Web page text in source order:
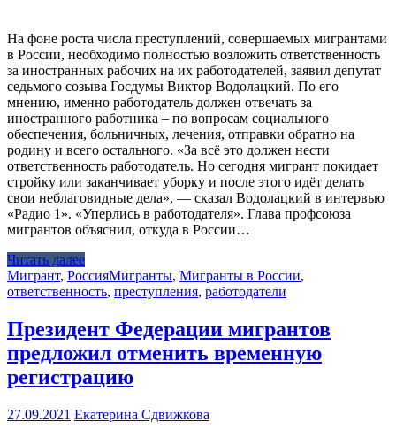
На фоне роста числа преступлений, совершаемых мигрантами
в России, необходимо полностью возложить ответственность
за иностранных рабочих на их работодателей, заявил депутат
седьмого созыва Госдумы Виктор Водолацкий. По его
мнению, именно работодатель должен отвечать за
иностранного работника – по вопросам социального
обеспечения, больничных, лечения, отправки обратно на
родину и всего остального. «За всё это должен нести
ответственность работодатель. Но сегодня мигрант покидает
стройку или заканчивает уборку и после этого идёт делать
свои неблаговидные дела», — сказал Водолацкий в интервью
«Радио 1». «Уперлись в работодателя». Глава профсоюза
мигрантов объяснил, откуда в России…
Читать далее
Мигрант, РоссияМигранты, Мигранты в России,
ответственность, преступления, работодатели
Президент Федерации мигрантов
предложил отменить временную
регистрацию
27.09.2021 Екатерина Сдвижкова